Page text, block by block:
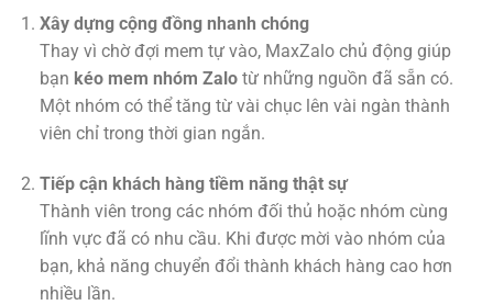
Xây dựng cộng đồng nhanh chóng
Thay vì chờ đợi mem tự vào, MaxZalo chủ động giúp
bạn kéo mem nhóm Zalotừ những nguồn đã sẵn có.
Một nhóm có thể tăng từ vài chục lên vài ngàn thành
viên chỉ trong thời gian ngắn.
Tiếp cận khách hàng tiềm năng thật sự
Thành viên trong các nhóm đối thủ hoặc nhóm cùng
lĩnh vực đã có nhu cầu. Khi được mời vào nhóm của
bạn, khả năng chuyển đổi thành khách hàng cao hơn
nhiều lần.